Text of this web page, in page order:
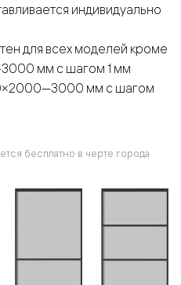
индивидуально
для всех моделей кроме
мм с шагом 1 мм
мм с шагом
бесплатно в черте города